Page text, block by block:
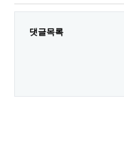
댓글목록